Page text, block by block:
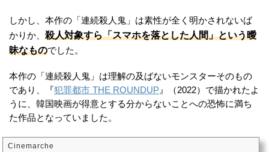
しかし、本作の「連続殺人鬼」は素性が全く明かされないば
かりか、 殺人対象すら「スマホを落とした人間」という曖
昧なものでした。
本作の「連続殺人鬼」は理解の及ばないモンスターそのもの
であり、『犯罪都市 THE ROUNDUP 』（2022）で描かれたよ
うに、韓国映画が得意とする分からないことへの恐怖に満ち
た作品となっていました。
Cinemarche